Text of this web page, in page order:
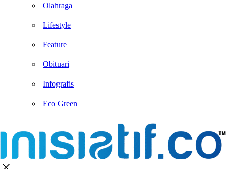
Olahraga
Lifestyle
Feature
Obituari
Infografis
Eco Green